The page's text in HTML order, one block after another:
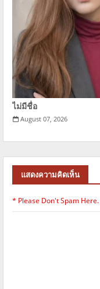
ไม่มีชื่อ
August 07, 2026
แสดงความคิดเห็น
* Please Don't Spam